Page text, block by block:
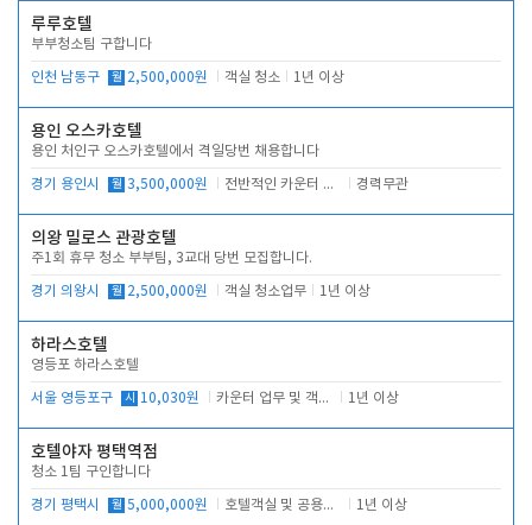
루루호텔
부부청소팀 구합니다
인천 남동구 월 2,500,000원 객실 청소 1년 이상
용인 오스카호텔
용인 처인구 오스카호텔에서 격일당번 채용합니다
경기 용인시 월 3,500,000원 전반적인 카운터 업무 경력무관
의왕 밀로스 관광호텔
주1회 휴무 청소 부부팀, 3교대 당번 모집합니다.
경기 의왕시 월 2,500,000원 객실 청소업무 1년 이상
하라스호텔
영등포 하라스호텔
서울 영등포구 시 10,030원 카운터 업무 및 객실관리(청소상태 확인, 객실판매) 1년 이상
호텔야자 평택역점
청소 1팀 구인합니다
경기 평택시 월 5,000,000원 호텔객실 및 공용시설 청소 관리 1년 이상